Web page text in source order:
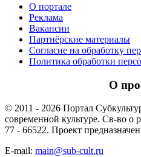
О портале
Реклама
Вакансии
Партнёрские материалы
Согласие на обработку
Политика обработки
О
© 2011 - 2026 Портал
современной культуре. Св-во
77 - 66522. Проект
E-mail: main@sub-cult.ru